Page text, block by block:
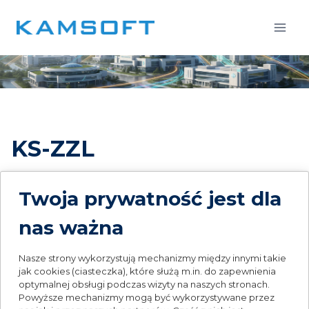
KS-ZZL
zasobami ludzkimi
NR KAT. 2244PI02.00
KS-ZZL to kompleksowy system wspomagający
zarządzanie kadrami i płacami w organizacjach o
złożonej strukturze zatrudnienia. Program wspiera
planowanie, organizowanie oraz kontrolowanie
Twoja prywatność jest dla
nas ważna
Nasze strony wykorzystują mechanizmy między innymi takie
jak cookies (ciasteczka), które służą m.in. do zapewnienia
optymalnej obsługi podczas wizyty na naszych stronach.
Powyższe mechanizmy mogą być wykorzystywane przez